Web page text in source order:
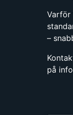
Varför
–
på